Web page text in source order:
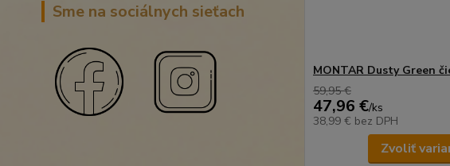
Sme na sociálnych sieťach
MONTAR Dusty Green
59,95 €
47,96 €/ks
38,99 € bez DPH
Zvoliť